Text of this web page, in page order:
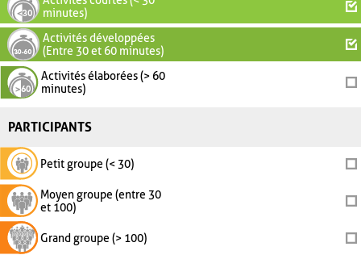
minutes)
Activités développées
(Entre 30 et 60 minutes)
Activités élaborées (> 60
minutes)
PARTICIPANTS
Petit groupe (< 30)
Moyen groupe (entre 30
et 100)
Grand groupe (> 100)